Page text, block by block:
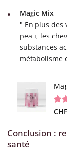
client
Magic Mix
" En plus des
peau, les
substances
métabolisme
34
CHF
Conclusion :
santé